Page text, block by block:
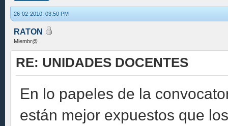
26-02-2010, 03:50 PM
RATON
Miembr@
RE: UNIDADES DOCENTES
En lo papeles de la
están mejor expuestos que